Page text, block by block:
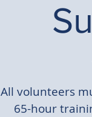
All volunteers
65-hour